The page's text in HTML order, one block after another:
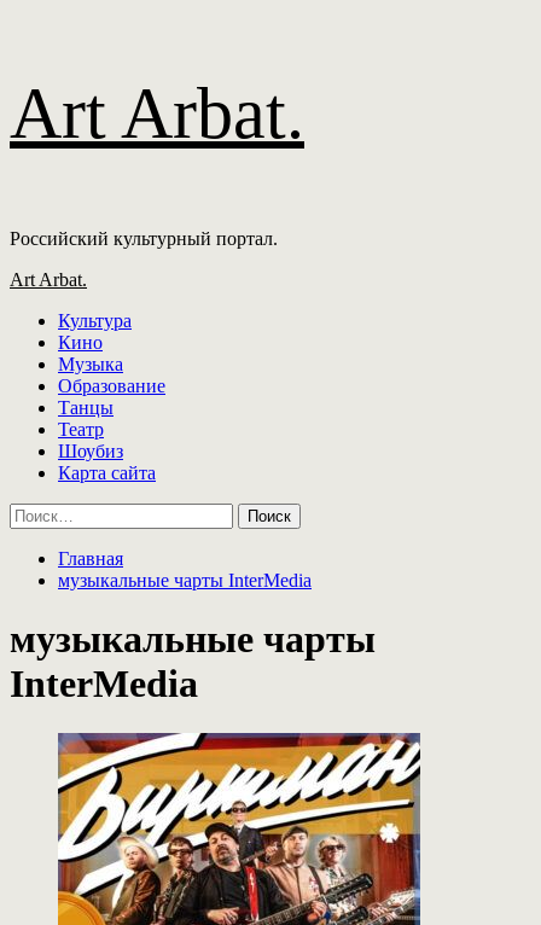
содержимому
Art Arbat.
Российский культурный портал.
Основное
Art Arbat.
Культура
Кино
Музыка
Образование
Танцы
Театр
Шоубиз
Карта сайта
Найти:
Главная
музыкальные чарты InterMedia
музыкальные чарты
InterMedia